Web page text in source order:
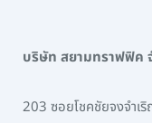
บริษัท สยามทราฟฟิค
203 ซอยโชคชัยจงจำเ